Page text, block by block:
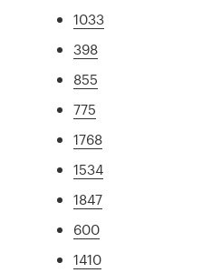
1033
398
855
775
1768
1534
1847
600
1410